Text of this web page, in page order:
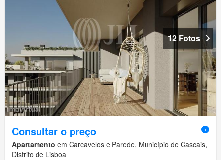
12 Fotos
Consultar o preço
Apartamento em Carcavelos e Parede, Município de Cascais,
Distrito de Lisboa